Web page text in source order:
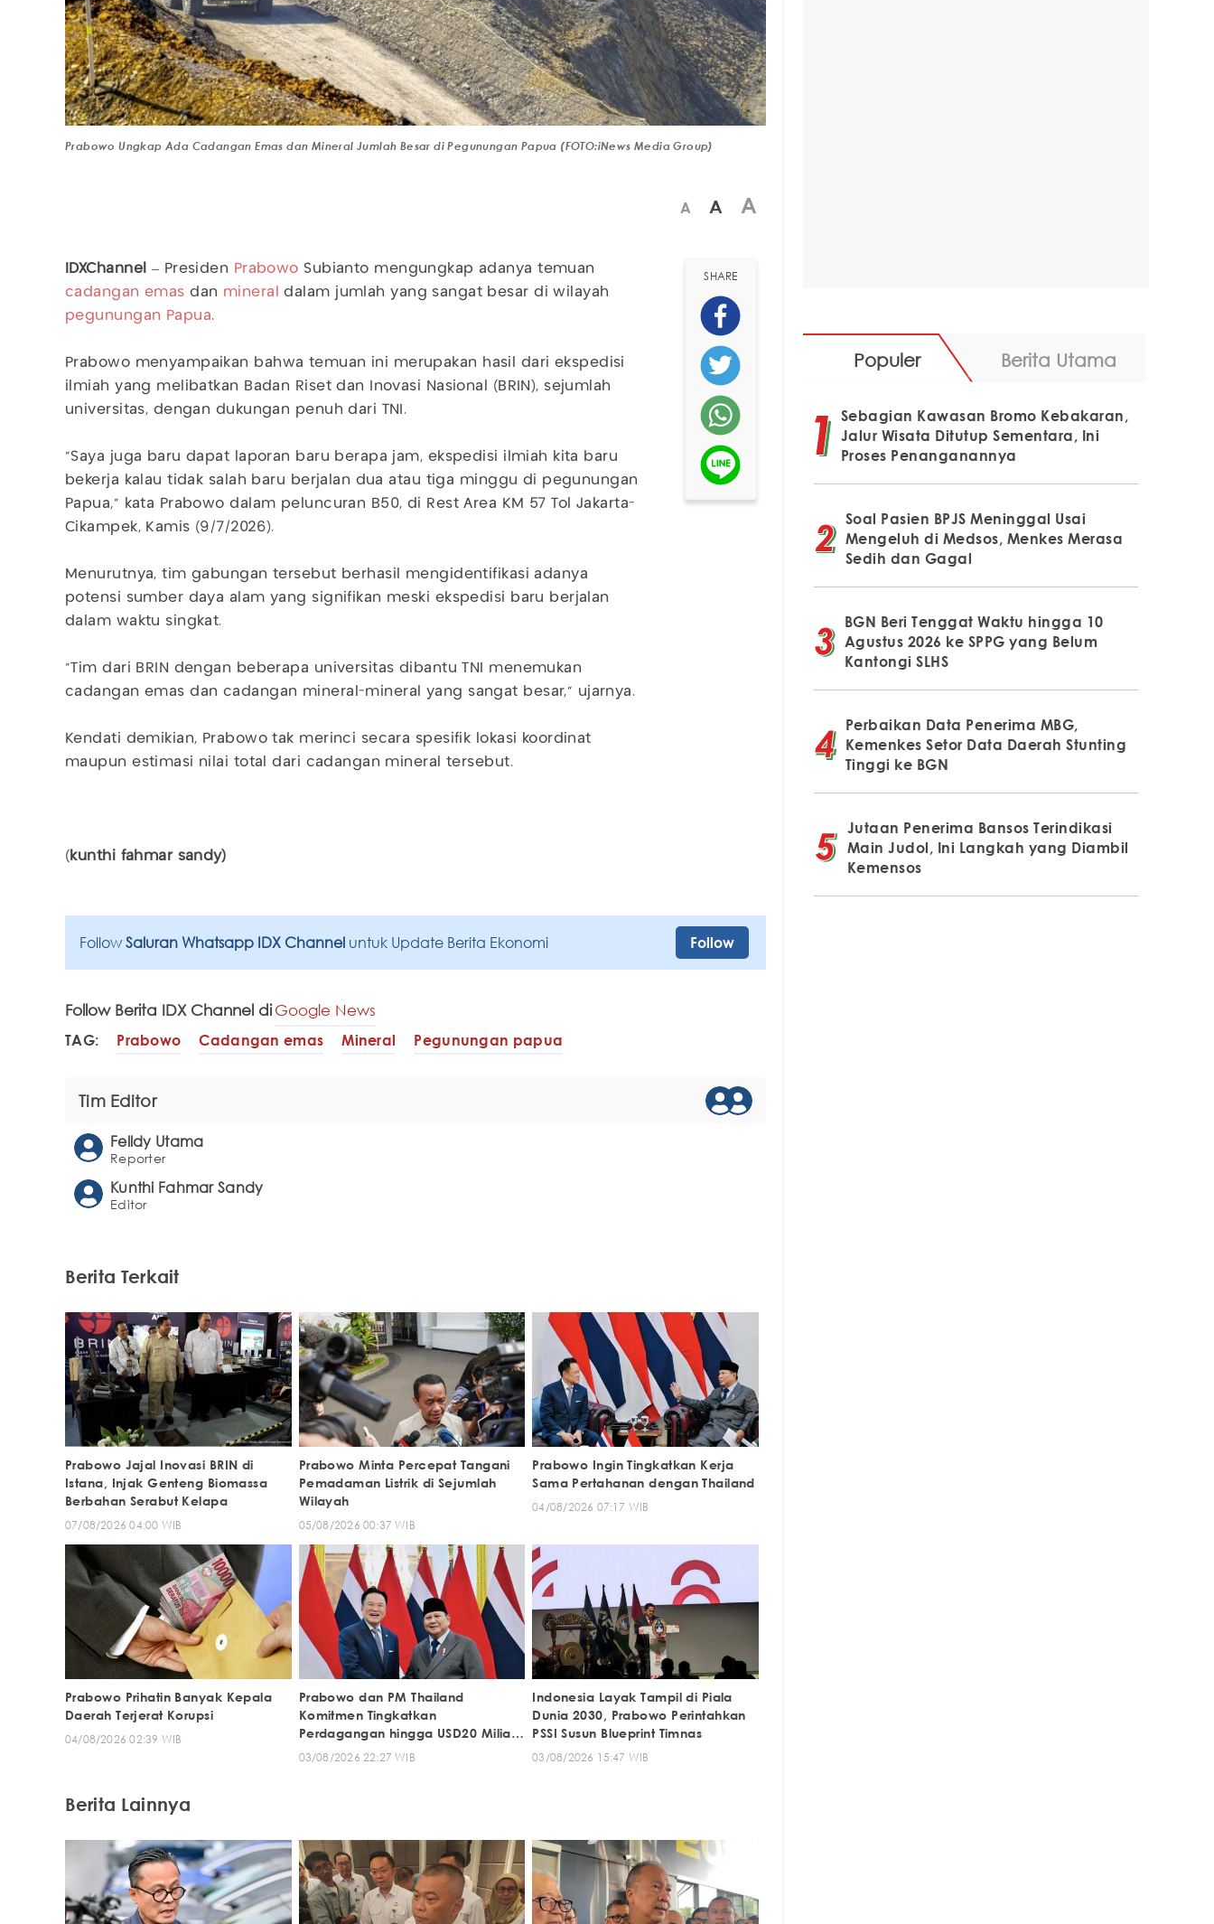
Prabowo Ungkap Ada Cadangan Emas dan Mineral Jumlah Besar di Pegunungan Papua (FOTO:iNews Media Group)
A A A
IDXChannel – Presiden Prabowo Subianto mengungkap adanya temuan
cadangan emas dan mineral
dalam jumlah yang sangat besar di wilayah
pegunungan Papua.
Prabowo menyampaikan bahwa temuan ini merupakan hasil dari ekspedisi
ilmiah yang melibatkan Badan Riset dan Inovasi Nasional (BRIN), sejumlah
universitas, dengan dukungan penuh dari TNI.
"Saya juga baru dapat laporan baru berapa jam, ekspedisi ilmiah kita baru
bekerja kalau tidak salah baru berjalan dua atau tiga minggu di pegunungan
Papua," kata Prabowo dalam peluncuran B50, di Rest Area KM 57 Tol Jakarta-
Cikampek, Kamis (9/7/2026).
Menurutnya, tim gabungan tersebut berhasil mengidentifikasi adanya
potensi sumber daya alam yang signifikan meski ekspedisi baru berjalan
dalam waktu singkat.
"Tim dari BRIN dengan beberapa universitas dibantu TNI menemukan
cadangan emas dan cadangan mineral-mineral yang sangat besar," ujarnya.
Kendati demikian, Prabowo tak merinci secara spesifik lokasi koordinat
maupun estimasi nilai total dari cadangan mineral tersebut.
( kunthi fahmar sandy)
SHARE
Follow Saluran Whatsapp IDX Channel untuk Update Berita Ekonomi Follow
Follow Berita IDX Channel diGoogle News
TAG: Prabowo Cadangan emas Mineral Pegunungan papua
Tim Editor
Felldy Utama
Reporter
Kunthi Fahmar Sandy
Editor
Berita Terkait
Prabowo Jajal Inovasi BRIN di
Istana, Injak Genteng Biomassa
Berbahan Serabut Kelapa
07/08/2026 04:00 WIB
Prabowo Minta Percepat Tangani
Pemadaman Listrik di Sejumlah
Wilayah
05/08/2026 00:37 WIB
Prabowo Ingin Tingkatkan Kerja
Sama Pertahanan dengan Thailand
04/08/2026 07:17 WIB
Prabowo Prihatin Banyak Kepala
Daerah Terjerat Korupsi
04/08/2026 02:39 WIB
Prabowo dan PM Thailand
Komitmen Tingkatkan
Perdagangan hingga USD20 Miliar
pada 2030
03/08/2026 22:27 WIB
Indonesia Layak Tampil di Piala
Dunia 2030, Prabowo Perintahkan
PSSI Susun Blueprint Timnas
03/08/2026 15:47 WIB
Berita Lainnya
Populer Berita Utama
Sebagian Kawasan Bromo Kebakaran,
Jalur Wisata Ditutup Sementara, Ini
Proses Penanganannya
Soal Pasien BPJS Meninggal Usai
Mengeluh di Medsos, Menkes Merasa
Sedih dan Gagal
BGN Beri Tenggat Waktu hingga 10
Agustus 2026 ke SPPG yang Belum
Kantongi SLHS
Perbaikan Data Penerima MBG,
Kemenkes Setor Data Daerah Stunting
Tinggi ke BGN
Jutaan Penerima Bansos Terindikasi
Main Judol, Ini Langkah yang Diambil
Kemensos